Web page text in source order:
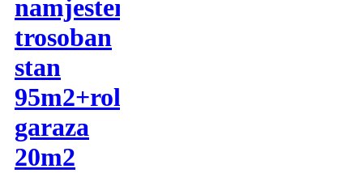
namjesten
trosoban
stan
95m2+rolo
garaza
20m2